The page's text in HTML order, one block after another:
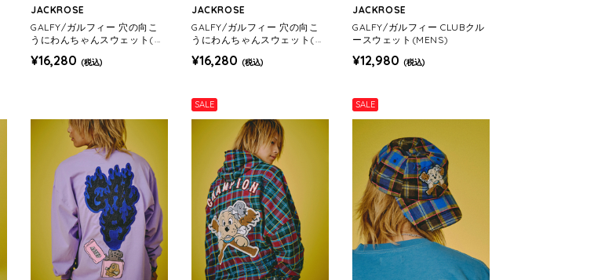
JACKROSE
GALFY/ガルフィー 穴の向こ
うにわんちゃんスウェット(ME
¥16,280 (税込)
JACKROSE
GALFY/ガルフィー 穴の向こ
うにわんちゃんスウェット(ME
¥16,280 (税込)
JACKROSE
GALFY/ガルフィー CLUBクル
ースウェット(MENS)
¥12,980 (税込)
SALE SALE